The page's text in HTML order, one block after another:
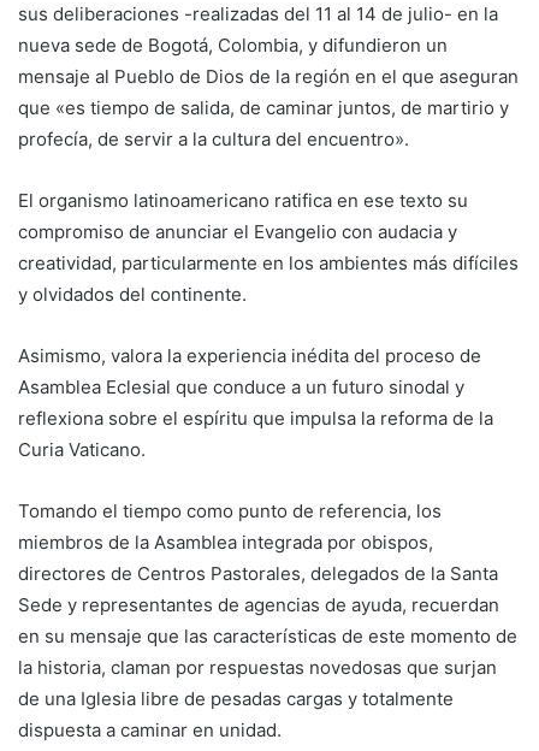
sus deliberaciones -realizadas del 11 al 14 de julio- en la
nueva sede de Bogotá, Colombia, y difundieron un
mensaje al Pueblo de Dios de la región en el que aseguran
que «es tiempo de salida, de caminar juntos, de martirio y
profecía, de servir a la cultura del encuentro».
El organismo latinoamericano ratifica en ese texto su
compromiso de anunciar el Evangelio con audacia y
creatividad, particularmente en los ambientes más difíciles
y olvidados del continente.
Asimismo, valora la experiencia inédita del proceso de
Asamblea Eclesial que conduce a un futuro sinodal y
reflexiona sobre el espíritu que impulsa la reforma de la
Curia Vaticano.
Tomando el tiempo como punto de referencia, los
miembros de la Asamblea integrada por obispos,
directores de Centros Pastorales, delegados de la Santa
Sede y representantes de agencias de ayuda, recuerdan
en su mensaje que las características de este momento de
la historia, claman por respuestas novedosas que surjan
de una Iglesia libre de pesadas cargas y totalmente
dispuesta a caminar en unidad.